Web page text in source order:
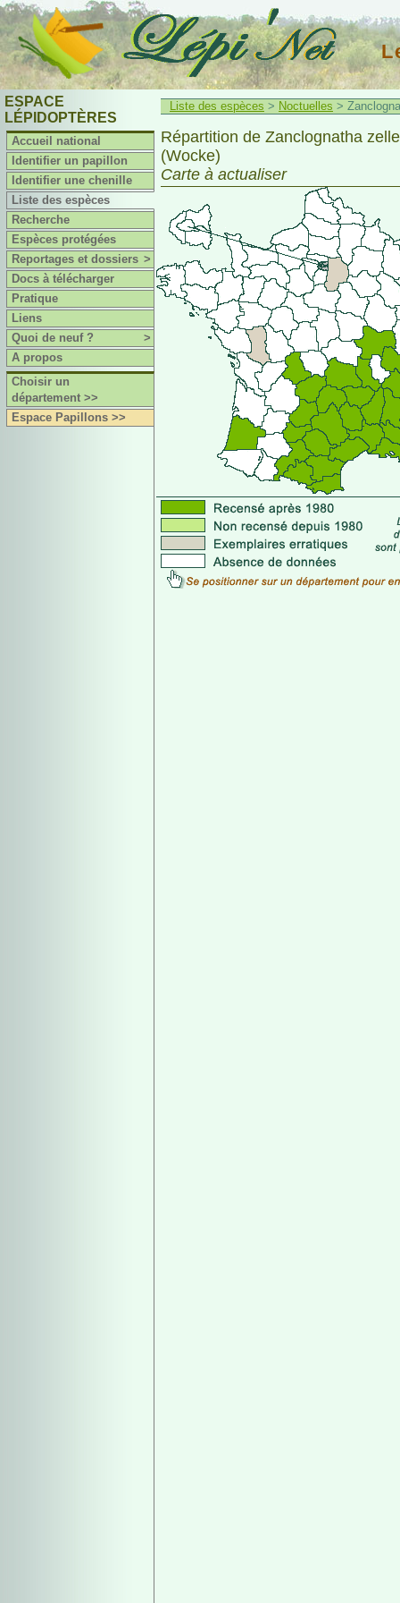
ESPACE
LÉPIDOPTÈRES
Accueil national
Identifier un papillon
Identifier une chenille
Liste des espèces
Recherche
Espèces protégées
Reportages et dossiers >
Docs à télécharger
Pratique
Liens
Quoi de neuf ?
>
A propos
Choisir un
département >>
Espace Papillons >>
Liste des espèces > Noctuelles >
Répartition de Zanclognatha
(Wocke)
Carte à actualiser